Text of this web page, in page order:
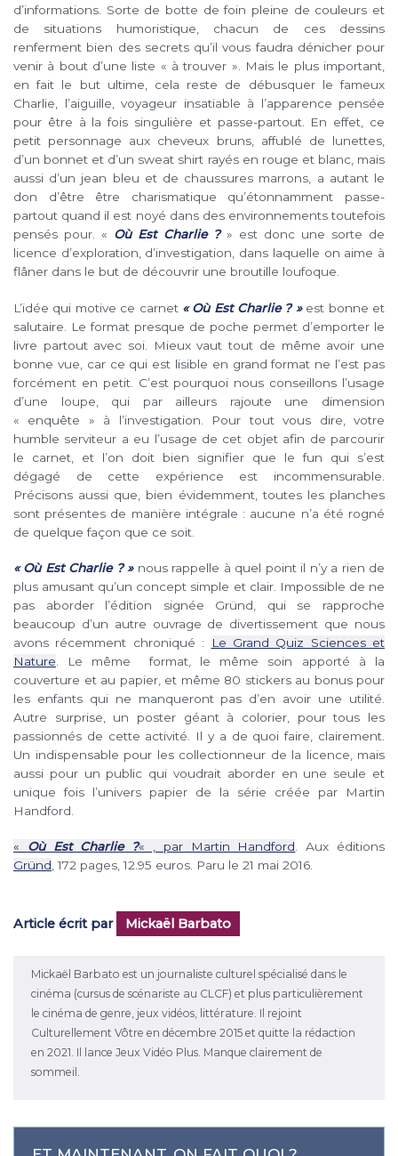
d’informations. Sorte de botte de foin pleine de couleurs et
de situations humoristique, chacun de ces dessins
renferment bien des secrets qu’il vous faudra dénicher pour
venir à bout d’une liste « à trouver ». Mais le plus important,
en fait le but ultime, cela reste de débusquer le fameux
Charlie, l’aiguille, voyageur insatiable à l’apparence pensée
pour être à la fois singulière et passe-partout. En effet, ce
petit personnage aux cheveux bruns, affublé de lunettes,
d’un bonnet et d’un sweat shirt rayés en rouge et blanc, mais
aussi d’un jean bleu et de chaussures marrons, a autant le
don d’être être charismatique qu’étonnamment passe-
partout quand il est noyé dans des environnements toutefois
pensés pour. « Où Est Charlie ?» est donc une sorte de
licence d’exploration, d’investigation, dans laquelle on aime à
flâner dans le but de découvrir une broutille loufoque.
L’idée qui motive ce carnet « Où Est Charlie ? »est bonne et
salutaire. Le format presque de poche permet d’emporter le
livre partout avec soi. Mieux vaut tout de même avoir une
bonne vue, car ce qui est lisible en grand format ne l’est pas
forcément en petit. C’est pourquoi nous conseillons l’usage
d’une loupe, qui par ailleurs rajoute une dimension
« enquête » à l’investigation. Pour tout vous dire, votre
humble serviteur a eu l’usage de cet objet afin de parcourir
le carnet, et l’on doit bien signifier que le fun qui s’est
dégagé de cette expérience est incommensurable.
Précisons aussi que, bien évidemment, toutes les planches
sont présentes de manière intégrale : aucune n’a été rogné
de quelque façon que ce soit.
« Où Est Charlie ? »nous rappelle à quel point il n’y a rien de
plus amusant qu’un concept simple et clair. Impossible de ne
pas aborder l’édition signée Gründ, qui se rapproche
beaucoup d’un autre ouvrage de divertissement que nous
avons récemment chroniqué :
Le Grand Quiz Sciences et
Nature . Le même format, le même soin apporté à la
couverture et au papier, et même 80 stickers au bonus pour
les enfants qui ne manqueront pas d’en avoir une utilité.
Autre surprise, un poster géant à colorier, pour tous les
passionnés de cette activité. Il y a de quoi faire, clairement.
Un indispensable pour les collectionneur de la licence, mais
aussi pour un public qui voudrait aborder en une seule et
unique fois l’univers papier de la série créée par Martin
Handford.
« Où Est Charlie ?« , par Martin Handford . Aux éditions
Gründ , 172 pages, 12.95 euros. Paru le 21 mai 2016.
Article écrit par Mickaël Barbato
Mickaël Barbato est un journaliste culturel spécialisé dans le
cinéma (cursus de scénariste au CLCF) et plus particulièrement
le cinéma de genre, jeux vidéos, littérature. Il rejoint
Culturellement Vôtre en décembre 2015 et quitte la rédaction
en 2021. Il lance Jeux Vidéo Plus. Manque clairement de
sommeil.